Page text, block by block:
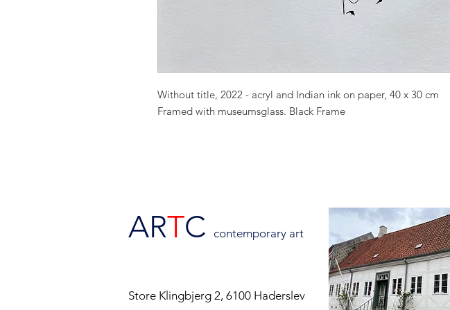
Without title, 2022 - acryl and Indian ink on paper, 40 x 30 cm
Framed with museumsglass. Black Frame
ARTC contemporary art
Store Klingbjerg 2, 6100 Haderslev